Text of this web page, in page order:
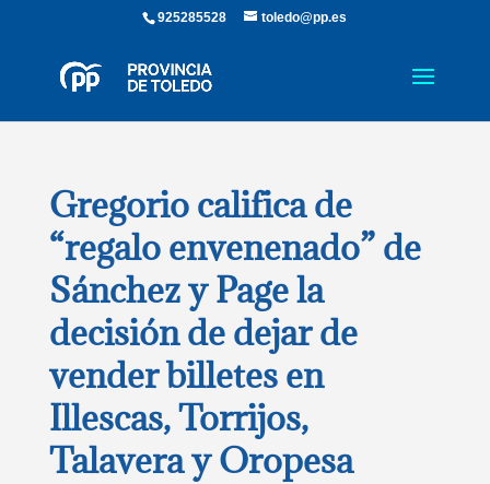
925285528 toledo@pp.es
Gregorio califica de
“regalo envenenado” de
Sánchez y Page la
decisión de dejar de
vender billetes en
Illescas, Torrijos,
Talavera y Oropesa